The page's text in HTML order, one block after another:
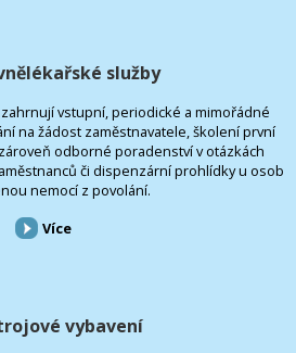
služby
vstupní, periodické a mimořádné
na žádost zaměstnavatele, školení první
odborné poradenství v otázkách
či dispenzární prohlídky u osob
nemocí z povolání.
Více
vybavení